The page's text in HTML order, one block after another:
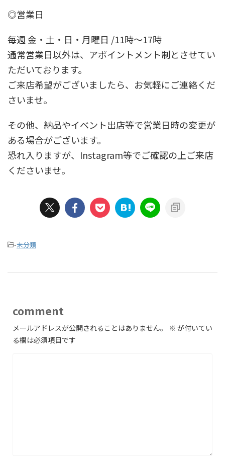
◎営業日
毎週 金・土・日・月曜日 /11時～17時
通常営業日以外は、アポイントメント制とさせてい
ただいております。
ご来店希望がございましたら、お気軽にご連絡くだ
さいませ。
その他、納品やイベント出店等で営業日時の変更が
ある場合がございます。
恐れ入りますが、Instagram等でご確認の上ご来店
くださいませ。
-未分類
comment
メールアドレスが公開されることはありません。 ※ が付いてい
る欄は必須項目です